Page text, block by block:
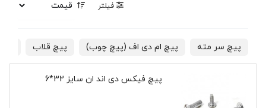
فیلتر
پیچ سر مته پیچ ام دی اف (پیچ چوب) پیچ قلاب
پیچ فیکس دی اند ان سایز 32*6